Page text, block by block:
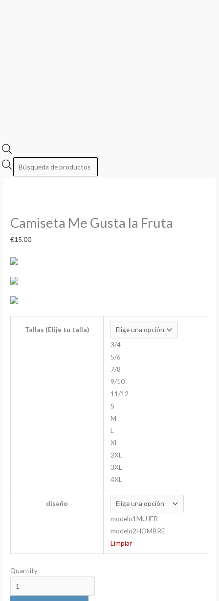
Camiseta Me Gusta la Fruta
€15.00
Tallas (Elije tu talla)
3/4
5/6
7/8
9/10
11/12
S
M
L
XL
2XL
3XL
4XL
diseño
modelo1MUJER
modelo2HOMBRE
Limpiar
Quantity